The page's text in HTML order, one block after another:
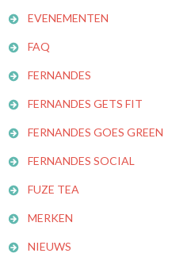
EVENEMENTEN
FAQ
FERNANDES
FERNANDES GETS FIT
FERNANDES GOES GREEN
FERNANDES SOCIAL
FUZE TEA
MERKEN
NIEUWS